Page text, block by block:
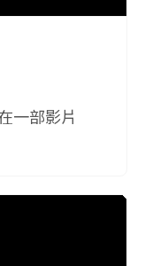
一部影片